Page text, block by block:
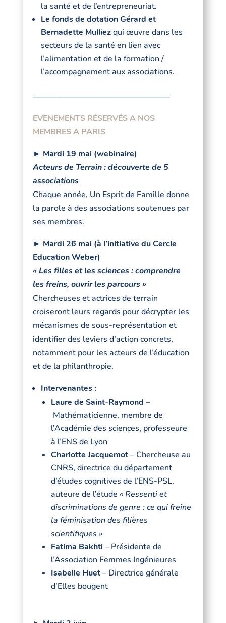
la santé et de l’entrepreneuriat.
Le fonds de dotation Gérard et
Bernadette Mulliezqui œuvre dans les
secteurs de la santé en lien avec
l’alimentation et de la formation /
l’accompagnement aux associations.
—————————————————
EVENEMENTS RÉSERVÉS A NOS
MEMBRES A PARIS
► Mardi 19 mai (webinaire)
Acteurs de Terrain : découverte de 5
associations
Chaque année, Un Esprit de Famille donne
la parole à des associations soutenues par
ses membres.
► Mardi 26 mai (à l’initiative du Cercle
Education Weber)
« Les filles et les sciences : comprendre
les freins, ouvrir les parcours »
Chercheuses et actrices de terrain
croiseront leurs regards pour décrypter les
mécanismes de sous-représentation et
identifier des leviers d’action concrets,
notamment pour les acteurs de l’éducation
et de la philanthropie.
Intervenantes :
Laure de Saint-Raymond –
Mathématicienne, membre de
l’Académie des sciences, professeure
à l’ENS de Lyon
Charlotte Jacquemot– Chercheuse au
CNRS, directrice du département
d’études cognitives de l’ENS-PSL,
auteure de l’étude « Ressenti et
discriminations de genre : ce qui freine
la féminisation des filières
scientifiques »
Fatima Bakhti– Présidente de
l’Association Femmes Ingénieures
Isabelle Huet– Directrice générale
d’Elles bougent